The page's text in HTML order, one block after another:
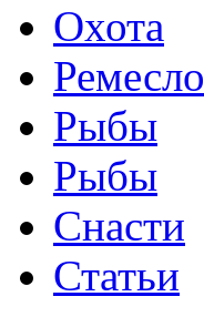
Охота
Ремесло
Рыбы
Рыбы
Снасти
Статьи